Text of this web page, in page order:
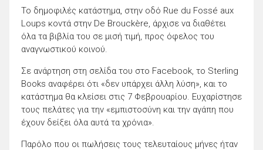
Το δημοφιλές κατάστημα, στην οδό Rue du Fossé aux
Loups κοντά στην De Brouckère, άρχισε να διαθέτει
όλα τα βιβλία του σε μισή τιμή, προς όφελος του
αναγνωστικού κοινού.
Σε ανάρτηση στη σελίδα του στο Facebook, το Sterling
Books αναφέρει ότι «δεν υπάρχει άλλη λύση», και το
κατάστημα θα κλείσει στις 7 Φεβρουαρίου. Ευχαρίστησε
τους πελάτες για την «εμπιστοσύνη και την αγάπη που
έχουν δείξει όλα αυτά τα χρόνια».
Παρόλο που οι πωλήσεις τους τελευταίους μήνες ήταν